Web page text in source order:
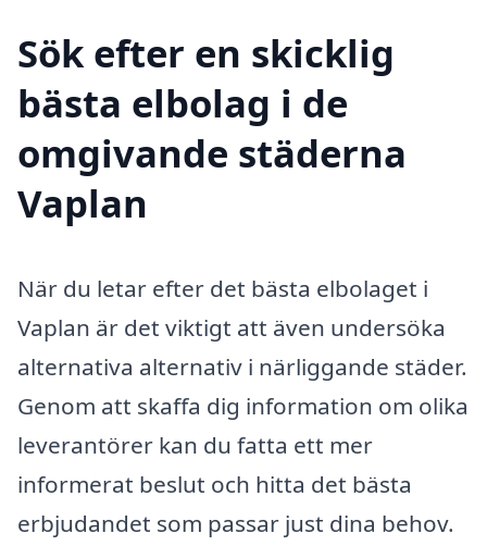
Sök efter en skicklig
bästa elbolag i de
omgivande städerna
Vaplan
När du letar efter det bästa elbolaget i
Vaplan är det viktigt att även undersöka
alternativa alternativ i närliggande städer.
Genom att skaffa dig information om olika
leverantörer kan du fatta ett mer
informerat beslut och hitta det bästa
erbjudandet som passar just dina behov.